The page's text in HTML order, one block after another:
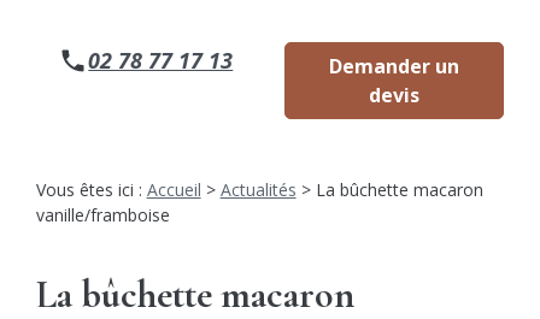
02 78 77 17 13
Demander un
devis
Vous êtes ici : Accueil > Actualités > La bûchette macaron
vanille/framboise
La bûchette macaron